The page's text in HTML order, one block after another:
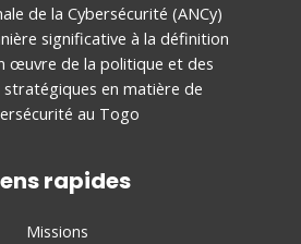
de la Cybersécurité (ANCy)
significative à la définition
œuvre de la politique et des
en matière de
au Togo
rapides
Missions